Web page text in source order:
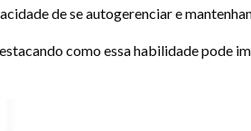
de se autogerenciar e
como essa habilidade pode